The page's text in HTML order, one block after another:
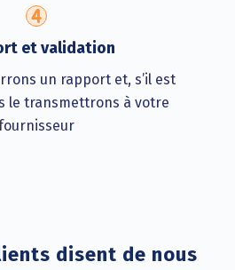
et validation
un rapport et, s’il est
le transmettrons à votre
disent de nous